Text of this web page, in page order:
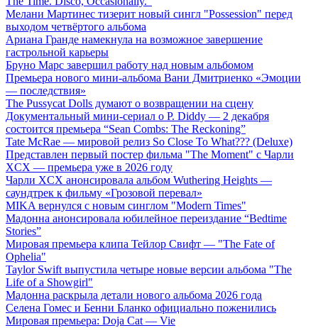
Мелани Мартинес тизерит новый сингл "Possession" перед
выходом четвёртого альбома
Ариана Гранде намекнула на возможное завершение
гастрольной карьеры
Бруно Марс завершил работу над новым альбомом
Премьера нового мини-альбома Вани Дмитриенко «Эмоции
— последствия»
The Pussycat Dolls думают о возвращении на сцену
Документальный мини-сериал о P. Diddy — 2 декабря
состоится премьера “Sean Combs: The Reckoning”
Tate McRae — мировой релиз So Close To What??? (Deluxe)
Представлен первый постер фильма "The Moment" с Чарли
XCX — премьера уже в 2026 году
Чарли XCX анонсировала альбом Wuthering Heights —
саундтрек к фильму «Грозовой перевал»
MIKA вернулся с новым синглом "Modern Times"
Мадонна анонсировала юбилейное переиздание “Bedtime
Stories”
Мировая премьера клипа Тейлор Свифт — "The Fate of
Ophelia"
Taylor Swift выпустила четыре новые версии альбома "The
Life of a Showgirl"
Мадонна раскрыла детали нового альбома 2026 года
Селена Гомес и Бенни Бланко официально поженились
Мировая премьера: Doja Cat — Vie